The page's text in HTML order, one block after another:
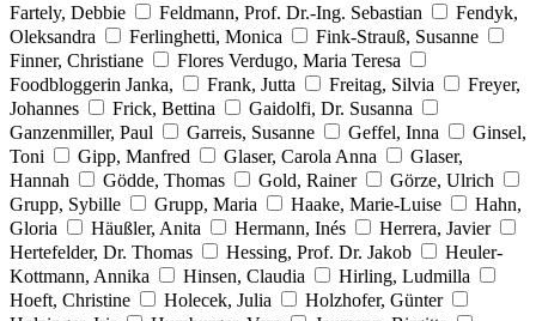
Fartely, Debbie
Feldmann, Prof. Dr.-Ing. Sebastian
Fendyk,
Oleksandra
Ferlinghetti, Monica
Fink-Strauß, Susanne
Finner, Christiane
Flores Verdugo, Maria Teresa
Foodbloggerin Janka,
Frank, Jutta Freitag, Silvia
Freyer,
Johannes
Frick, Bettina
Gaidolfi, Dr. Susanna
Ganzenmiller, Paul
Garreis, Susanne Geffel, Inna
Ginsel,
Toni
Gipp, Manfred Glaser, Carola Anna
Glaser,
Hannah
Gödde, Thomas Gold, Rainer
Görze, Ulrich
Grupp, Sybille
Grupp, Maria Haake, Marie-Luise
Hahn,
Gloria
Häußler, Anita Hermann, Inés
Herrera, Javier
Hertefelder, Dr. Thomas
Hessing, Prof. Dr. Jakob
Heuler-
Kottmann, Annika
Hinsen, Claudia
Hirling, Ludmilla
Hoeft, Christine
Holecek, Julia
Holzhofer, Günter